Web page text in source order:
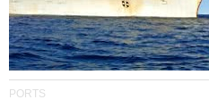
PORTS